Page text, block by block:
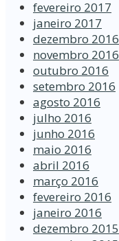
fevereiro 2017
janeiro 2017
dezembro 2016
novembro 2016
outubro 2016
setembro 2016
agosto 2016
julho 2016
junho 2016
maio 2016
abril 2016
março 2016
fevereiro 2016
janeiro 2016
dezembro 2015